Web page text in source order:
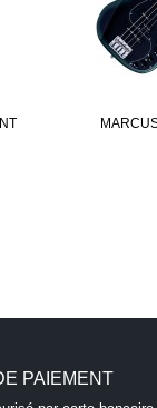
PAIEMENT